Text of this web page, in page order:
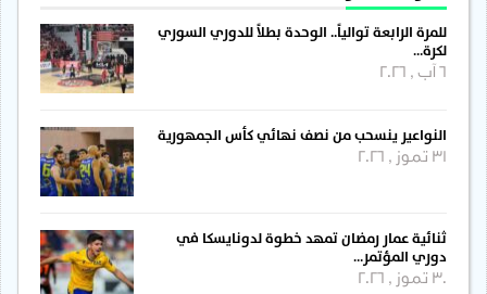
للمرة الرابعة توالياً.. الوحدة بطلاً للدوري السوري
لكرة…
النواعير ينسحب من نصف نهائي كأس الجمهورية
31 تموز , 2026
ثنائية عمار رمضان تمهد خطوة لدونايسكا في
دوري المؤتمر…
30 تموز , 2026